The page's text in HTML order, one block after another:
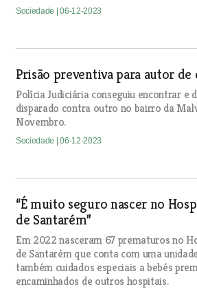
Sociedade | 06-12-2023
Prisão preventiva para autor
Polícia Judiciária conseguiu encontrar
disparado contra outro no bairro da
Novembro.
Sociedade | 06-12-2023
“É muito seguro nascer no
de Santarém”
Em 2022 nasceram 67 prematuros no
de Santarém que conta com uma
também cuidados especiais a bebés
encaminhados de outros hospitais.